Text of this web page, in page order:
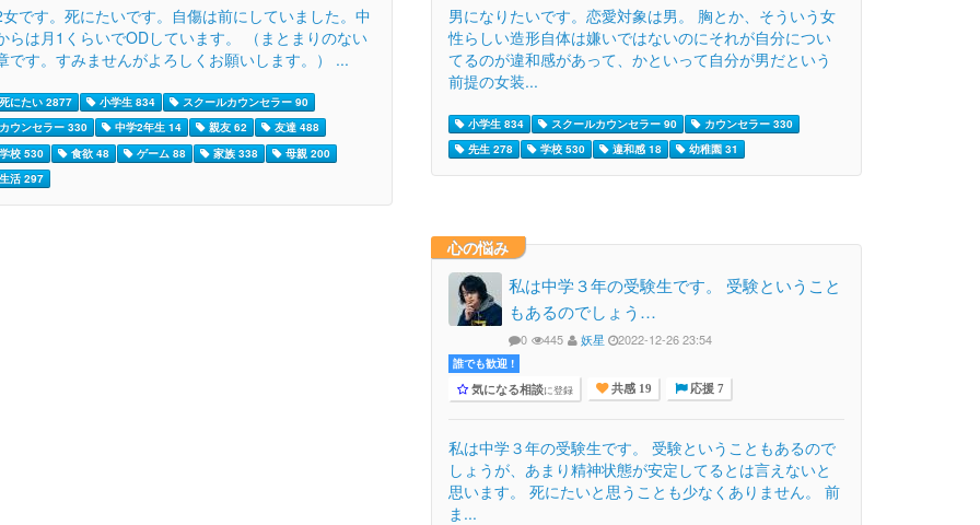
です。死にたいです。自傷は前にしていました。中
らは月1くらいでODしています。 （まとまりのない
です。すみませんがよろしくお願いします。） ...
にたい 2877 小学生 834
スクールカウンセラー 90
ウンセラー 330
中学2年生 14 親友 62
友達 488
校 530
食欲 48 ゲーム 88 家族 338
母親 200
活 297
男になりたいです。恋愛対象は男。 胸とか、そういう女
性らしい造形自体は嫌いではないのにそれが自分につい
てるのが違和感があって、かといって自分が男だという
前提の女装...
小学生 834 スクールカウンセラー 90
カウンセラー 330
先生 278
学校 530 違和感 18 幼稚園 31
心の悩み
私は中学３年の受験生です。 受験ということ
もあるのでしょう…
0 445 妖星 2022-12-26 23:54
誰でも歓迎 !
気になる相談に登録 共感 19 応援 7
私は中学３年の受験生です。 受験ということもあるので
しょうが、あまり精神状態が安定してるとは言えないと
思います。 死にたいと思うことも少なくありません。 前
ま...